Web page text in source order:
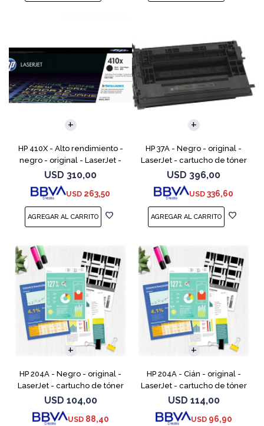
HP 410X - Alto rendimiento -
negro - original - LaserJet -
cartucho de tóner (CF410X) -
para Color LaserJet Pro M452,
MFP M377,
USD 310,00
USD 263,50
HP 37A - Negro - original -
LaserJet - cartucho de tóner
(CF237A) - para LaserJet
Managed MFP E62555;
LaserJet Managed Flow MFP
USD 396,00
USD 336,60
HP 204A - Negro - original -
LaserJet - cartucho de tóner
(CF510A) - para Color
LaserJet Pro M154a, M154nw,
MFP M180n, MFP M180n
USD 104,00
USD 88,40
HP 204A - Cián - original -
LaserJet - cartucho de tóner
(CF511A) - para Color LaserJet
Pro M154a, M154nw, MFP
M180n, MFP M180nw
USD 114,00
USD 96,90